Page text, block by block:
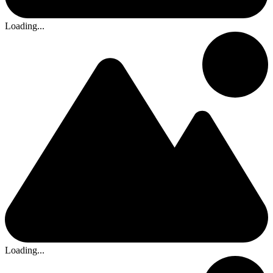
Loading...
Loading...